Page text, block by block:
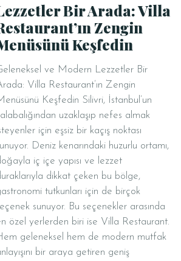
Bir Arada: Villa
Zengin
Keşfedin
ve Modern Lezzetler Bir
Villa Restaurant’ın Zengin
Keşfedin Silivri, İstanbul’un
uzaklaşıp nefes almak
için eşsiz bir kaçış noktası
Deniz kenarındaki huzurlu ortamı,
iç içe yapısı ve lezzet
dikkat çeken bu bölge,
tutkunları için de birçok
sunuyor. Bu seçenekler arasında
özel yerlerden biri ise Villa Restaurant.
geleneksel hem de modern mutfak
bir araya getiren geniş
Rezervasyonu